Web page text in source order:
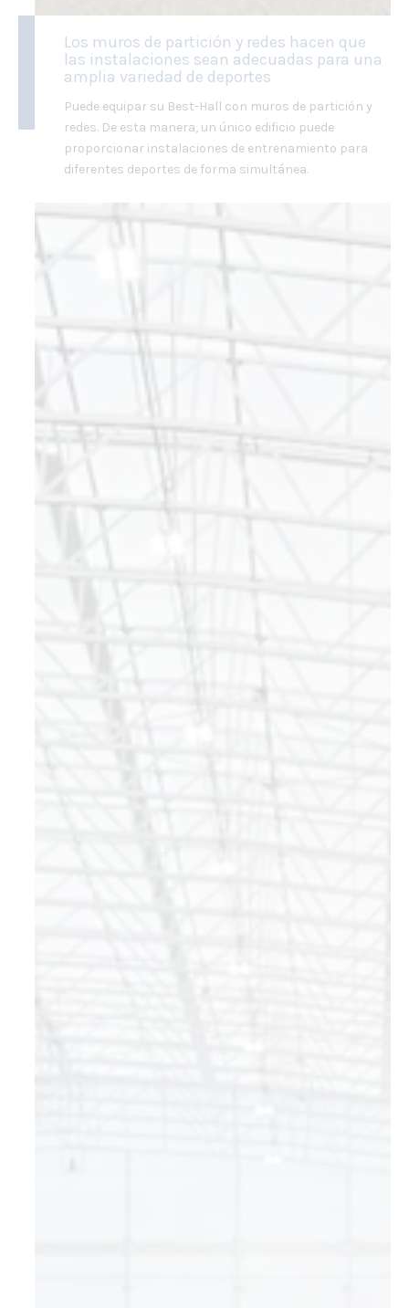
Los muros de partición y redes hacen que
las instalaciones sean adecuadas para una
amplia variedad de deportes
Puede equipar su Best-Hall con muros de partición y
redes. De esta manera, un único edificio puede
proporcionar instalaciones de entrenamiento para
diferentes deportes de forma simultánea.